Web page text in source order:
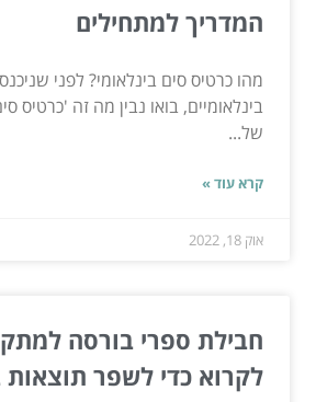
המדריך למתחילים
מהו כרטיס סים בינלאומי? לפני
של...
קרא עוד »
אוק 18, 2022
חבילת ספרי בורסה
לקרוא כדי לשפר תוצאות